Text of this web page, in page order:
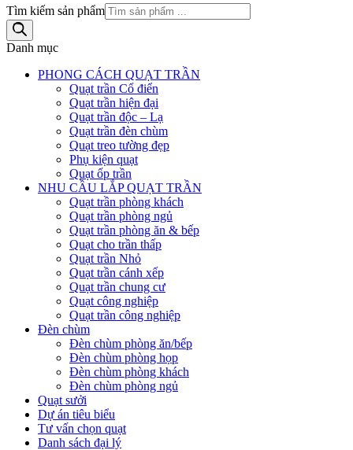
Tìm kiếm sản phẩm
Danh mục
PHONG CÁCH QUẠT TRẦN
Quạt trần Cổ điển
Quạt trần hiện đại
Quạt trần độc – Lạ
Quạt trần đèn chùm
Quạt treo tường đẹp
Phụ kiện quạt
Quạt ốp trần
NHU CẦU LẮP QUẠT TRẦN
Quạt trần phòng khách
Quạt trần phòng ngủ
Quạt trần phòng ăn & bếp
Quạt cho trần thấp
Quạt trần Nhỏ
Quạt trần cánh xếp
Quạt trần chung cư
Quạt công nghiệp
Quạt trần công nghiệp
Đèn chùm
Đèn chùm phòng ăn/bếp
Đèn chùm phòng họp
Đèn chùm phòng khách
Đèn chùm phòng ngủ
Quạt sưởi
Dự án tiêu biểu
Tư vấn chọn quạt
Danh sách đại lý